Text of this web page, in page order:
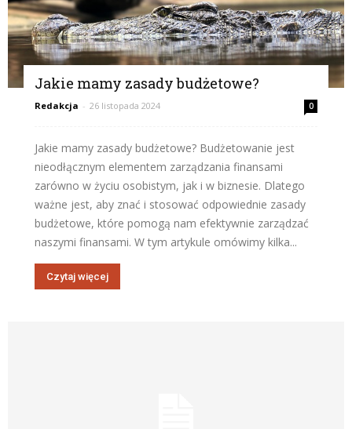
Jakie mamy zasady budżetowe?
Redakcja - 26 listopada 2024 0
Jakie mamy zasady budżetowe? Budżetowanie jest
nieodłącznym elementem zarządzania finansami
zarówno w życiu osobistym, jak i w biznesie. Dlatego
ważne jest, aby znać i stosować odpowiednie zasady
budżetowe, które pomogą nam efektywnie zarządzać
naszymi finansami. W tym artykule omówimy kilka...
Czytaj więcej